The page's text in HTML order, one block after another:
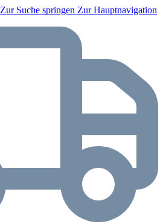
Zur Suche springen Zur Hauptnavigation